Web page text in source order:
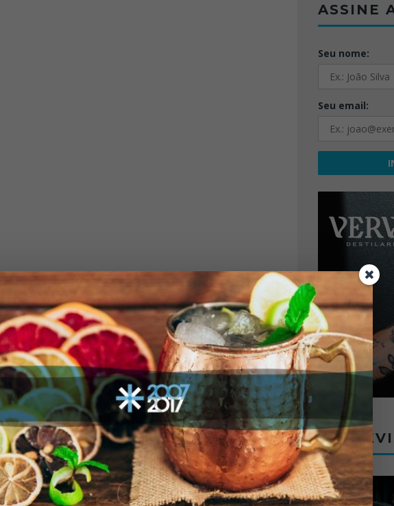
ASSINE
Seu nome:
Seu email: